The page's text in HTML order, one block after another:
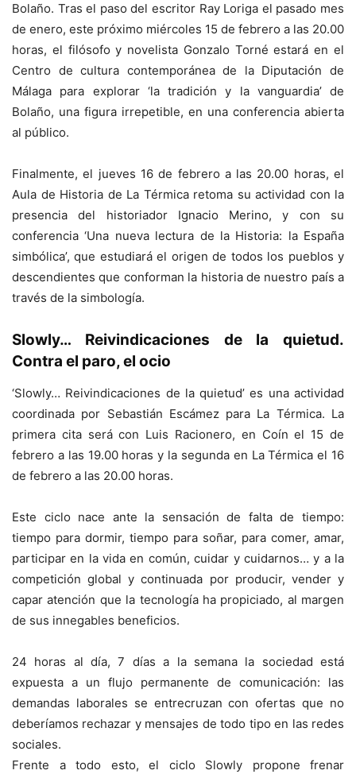
Bolaño. Tras el paso del escritor Ray Loriga el pasado mes
de enero, este próximo miércoles 15 de febrero a las 20.00
horas, el filósofo y novelista Gonzalo Torné estará en el
Centro de cultura contemporánea de la Diputación de
Málaga para explorar ‘la tradición y la vanguardia’ de
Bolaño, una figura irrepetible, en una conferencia abierta
al público.
Finalmente, el jueves 16 de febrero a las 20.00 horas, el
Aula de Historia de La Térmica retoma su actividad con la
presencia del historiador Ignacio Merino, y con su
conferencia ‘Una nueva lectura de la Historia: la España
simbólica’, que estudiará el origen de todos los pueblos y
descendientes que conforman la historia de nuestro país a
través de la simbología.
Slowly… Reivindicaciones de la quietud.
Contra el paro, el ocio
‘Slowly… Reivindicaciones de la quietud’ es una actividad
coordinada por Sebastián Escámez para La Térmica. La
primera cita será con Luis Racionero, en Coín el 15 de
febrero a las 19.00 horas y la segunda en La Térmica el 16
de febrero a las 20.00 horas.
Este ciclo nace ante la sensación de falta de tiempo:
tiempo para dormir, tiempo para soñar, para comer, amar,
participar en la vida en común, cuidar y cuidarnos… y a la
competición global y continuada por producir, vender y
capar atención que la tecnología ha propiciado, al margen
de sus innegables beneficios.
24 horas al día, 7 días a la semana la sociedad está
expuesta a un flujo permanente de comunicación: las
demandas laborales se entrecruzan con ofertas que no
deberíamos rechazar y mensajes de todo tipo en las redes
sociales.
Frente a todo esto, el ciclo Slowly propone frenar